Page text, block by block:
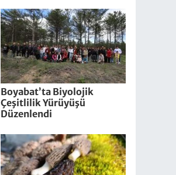
Boyabat’ta Biyolojik
Çeşitlilik Yürüyüşü
Düzenlendi